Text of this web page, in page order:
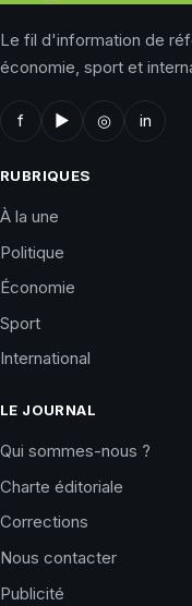
Le fil d'information de
économie, sport et
f ▶ ◎ in
RUBRIQUES
À la une
Politique
Économie
Sport
International
LE JOURNAL
Qui sommes-nous ?
Charte éditoriale
Corrections
Nous contacter
Publicité